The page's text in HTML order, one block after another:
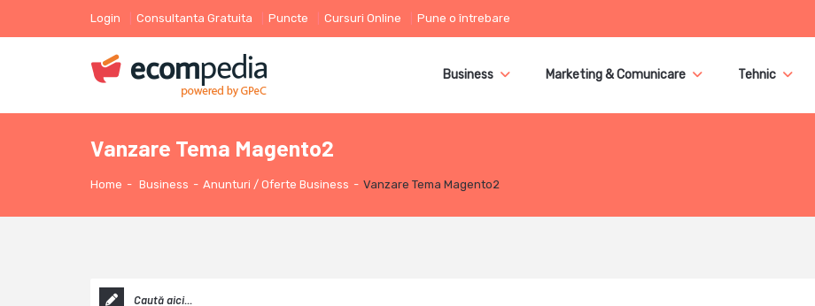
Login Consultanta Gratuita Puncte Cursuri Online Pune o întrebare
Business Marketing & Comunicare Tehnic
Vanzare Tema Magento2
Home - Business - Anunturi / Oferte Business - Vanzare Tema Magento2